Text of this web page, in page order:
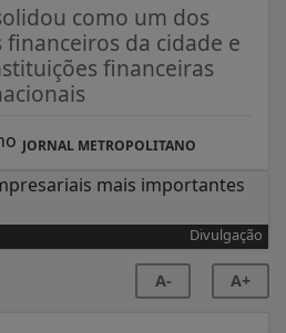
como um dos
da cidade e
financeiras
JORNAL METROPOLITANO
Divulgação
A- A+